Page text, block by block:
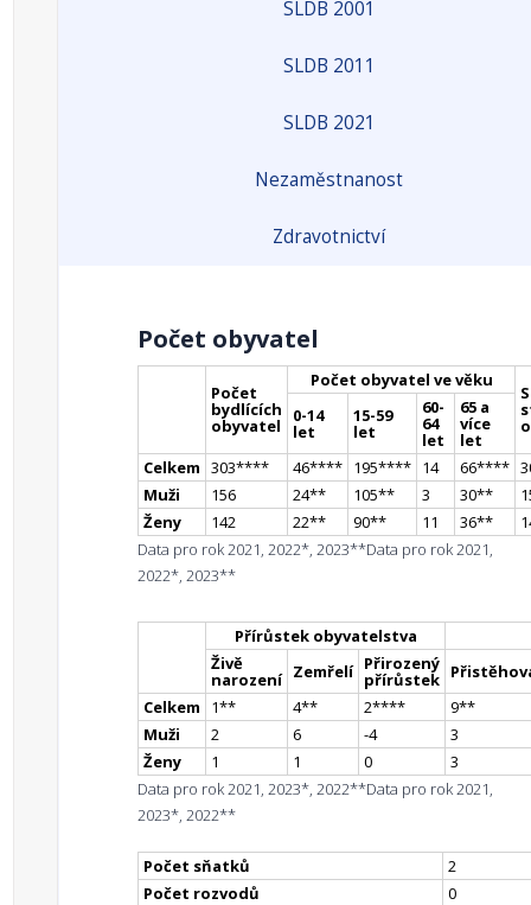
SLDB 2001
SLDB 2011
SLDB 2021
Nezaměstnanost
Zdravotnictví
Počet obyvatel
Počet
bydlících
obyvatel
Počet obyvatel ve věku
0-14
let
15-59
let
60-
64
let
65 a
více
let
Celkem 303**** 46**** 195**** 14 66****
Muži
156 24** 105** 3 30**
Ženy
142 22** 90** 11 36**
Data pro rok 2021, 2022*, 2023**Data pro rok 2021,
2022*, 2023**
Přírůstek obyvatelstva
Živě
narození Zemřelí Přirozený
přírůstek
Celkem
1** 4** 2**** 9**
Muži
2 6 -4
3
Ženy
1 1 0
3
Data pro rok 2021, 2023*, 2022**Data pro rok 2021,
2023*, 2022**
Počet sňatků
2
Počet rozvodů
0